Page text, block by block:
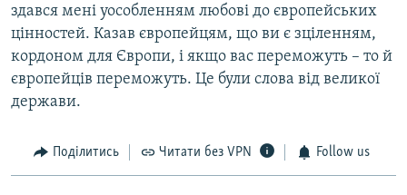
здався мені уособленням любові до європейських
цінностей. Казав європейцям, що ви є зціленням,
кордоном для Європи, і якщо вас переможуть – то й
європейців переможуть. Це були слова від великої
держави.
Поділитись Читати без VPN Follow us